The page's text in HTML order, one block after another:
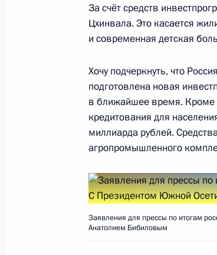
Встреча с Президентом
15 ноября 2017 года, 20:00
Встреча с мэром
Олегом Белозёровым
15 ноября 2017 года, 17:45
Вручение
15 ноября 2017 года, 17:30
За счёт средств
Цхинвала. Это касается
и современная детская
Хочу подчеркнуть, что
подготовлена новая
в ближайшее время. Кроме
кредитования для
миллиарда рублей.
агропромышленного
Заявления для прессы по итогам
Анатолием Бибиловым